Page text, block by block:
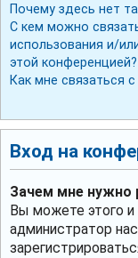
Почему здесь нет
С кем можно
использования и/
этой конференцией?
Как мне связаться
Вход на
Зачем мне нужно
Вы можете этого и
администратор